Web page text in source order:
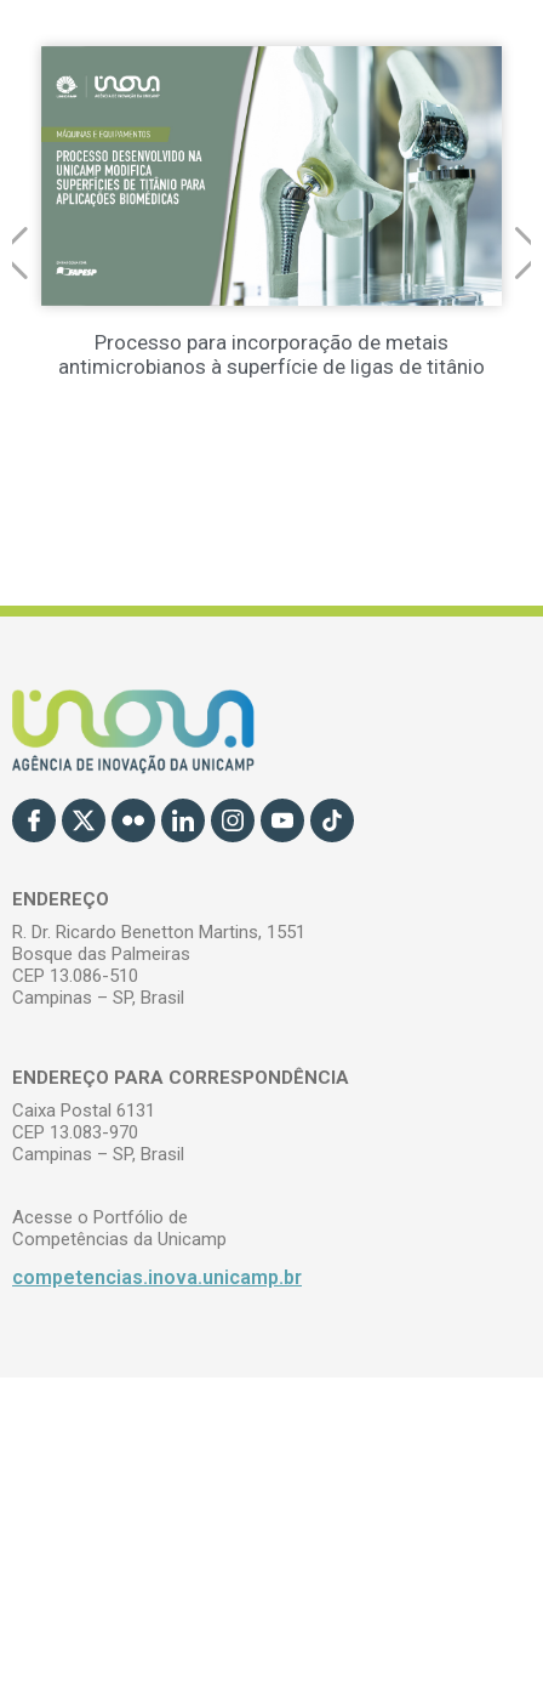
Processo para incorporação de metais
antimicrobianos à superfície de ligas de titânio
ENDEREÇO
R. Dr. Ricardo Benetton Martins, 1551
Bosque das Palmeiras
CEP 13.086-510
Campinas – SP, Brasil
ENDEREÇO PARA CORRESPONDÊNCIA
Caixa Postal 6131
CEP 13.083-970
Campinas – SP, Brasil
Acesse o Portfólio de
Competências da Unicamp
competencias.inova.unicamp.br